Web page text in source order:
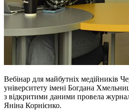
Вебінар для майбутніх медійників
університету імені Богдана
з відкритими даними провела
Яніна Корнієнко.